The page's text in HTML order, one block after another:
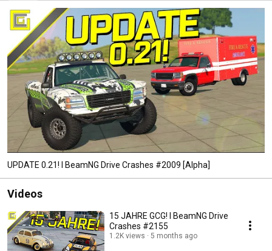
UPDATE 0.21! I BeamNG Drive Crashes #2009 [Alpha]
Videos
15 JAHRE GCG! I BeamNG Drive
Crashes #2155
1.2K views 5 months ago